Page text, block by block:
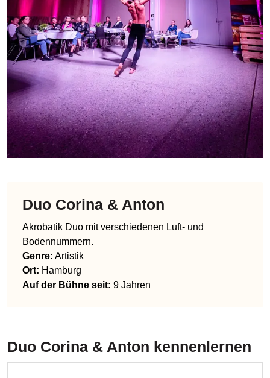
Duo Corina & Anton
Akrobatik Duo mit verschiedenen Luft- und
Bodennummern.
Genre: Artistik
Ort: Hamburg
Auf der Bühne seit: 9 Jahren
Duo Corina & Anton kennenlernen